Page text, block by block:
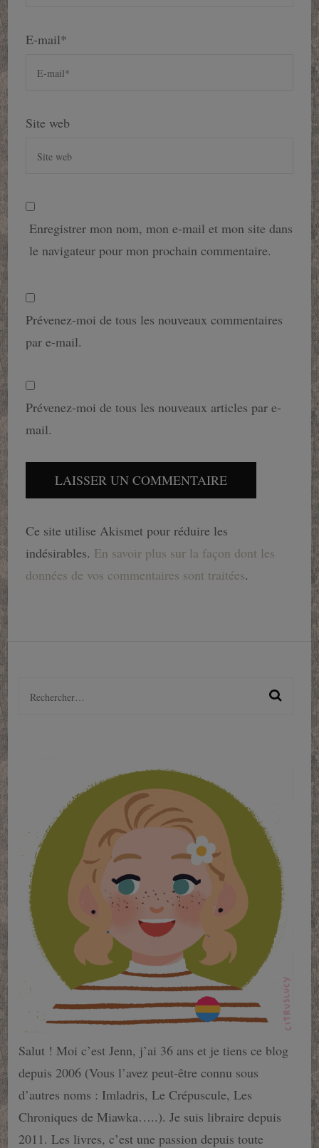
E-mail*
Site web
Enregistrer mon nom, mon e-mail et mon site dans
le navigateur pour mon prochain commentaire.
Prévenez-moi de tous les nouveaux commentaires
par e-mail.
Prévenez-moi de tous les nouveaux articles par e-
mail.
Ce site utilise Akismet pour réduire les
indésirables. En savoir plus sur la façon dont les
données de vos commentaires sont traitées.
Rechercher :
Salut ! Moi c’est Jenn, j’ai 36 ans et je tiens ce blog
depuis 2006 (Vous l’avez peut-être connu sous
d’autres noms : Imladris, Le Crépuscule, Les
Chroniques de Miawka…..). Je suis libraire depuis
2011. Les livres, c’est une passion depuis toute